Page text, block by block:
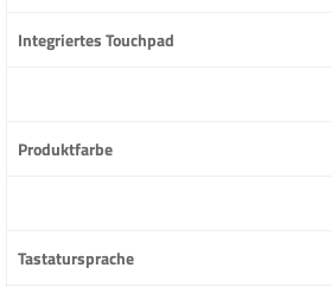
Integriertes Touchpad
Produktfarbe
Tastatursprache